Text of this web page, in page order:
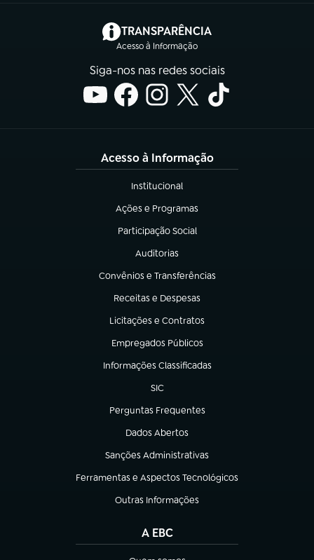
TRANSPARÊNCIA
Acesso à Informação
(abre em nova aba)
Siga-nos nas redes sociais
Acesso à Informação
Institucional
(abre em nova aba)
Ações e Programas
(abre em nova aba)
Participação Social
(abre em nova aba)
Auditorias
(abre em nova aba)
Convênios e Transferências
(abre em nova aba)
Receitas e Despesas
(abre em nova aba)
Licitações e Contratos
(abre em nova aba)
Empregados Públicos
(abre em nova aba)
Informações Classificadas
(abre em nova aba)
SIC
(abre em nova aba)
Perguntas Frequentes
(abre em nova aba)
Dados Abertos
(abre em nova aba)
Sanções Administrativas
(abre em nova aba)
Ferramentas e Aspectos Tecnológicos
(abre em nova aba)
Outras Informações
(abre em nova aba)
A EBC